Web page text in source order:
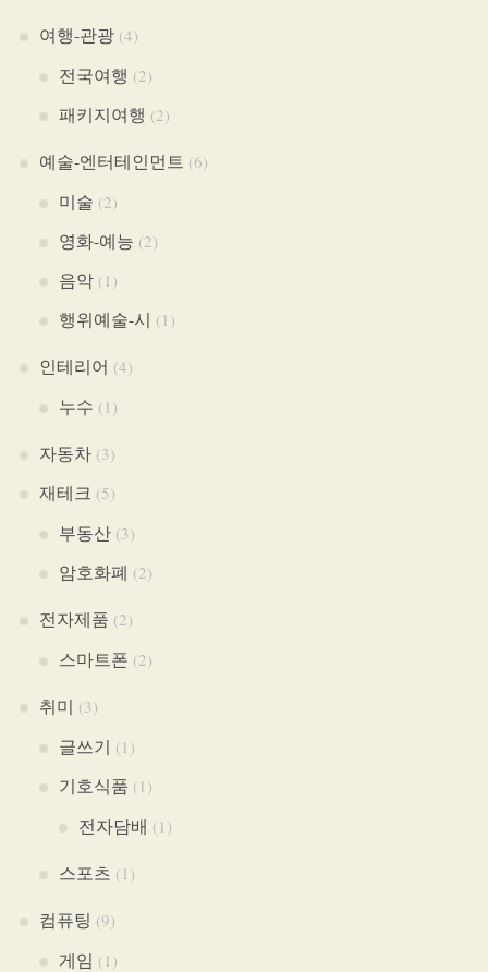
여행-관광(4)
전국여행 (2)
패키지여행 (2)
예술-엔터테인먼트 (6)
미술 (2)
영화-예능 (2)
음악(1)
행위예술-시 (1)
인테리어 (4)
누수 (1)
자동차(3)
재테크 (5)
부동산(3)
암호화폐 (2)
전자제품 (2)
스마트폰 (2)
취미 (3)
글쓰기 (1)
기호식품 (1)
전자담배 (1)
스포츠 (1)
컴퓨팅 (9)
게임 (1)